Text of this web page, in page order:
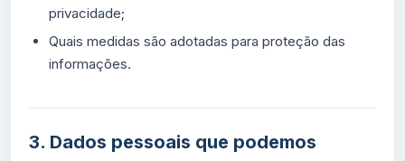
privacidade;
Quais medidas são adotadas para proteção das
informações.
3. Dados pessoais que podemos